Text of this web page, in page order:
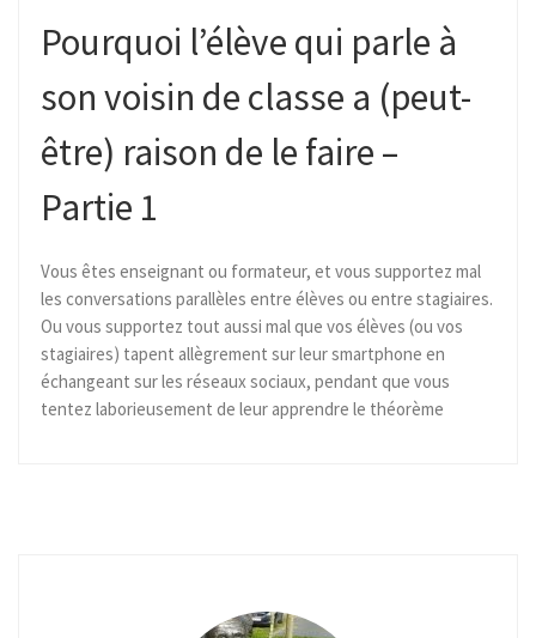
Pourquoi l’élève qui parle à
son voisin de classe a (peut-
être) raison de le faire –
Partie 1
Vous êtes enseignant ou formateur, et vous supportez mal
les conversations parallèles entre élèves ou entre stagiaires.
Ou vous supportez tout aussi mal que vos élèves (ou vos
stagiaires) tapent allègrement sur leur smartphone en
échangeant sur les réseaux sociaux, pendant que vous
tentez laborieusement de leur apprendre le théorème